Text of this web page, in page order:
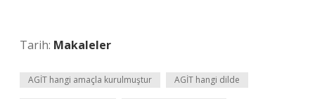
Tarih: Makaleler
AGİT hangi amaçla kurulmuştur AGİT hangi dilde